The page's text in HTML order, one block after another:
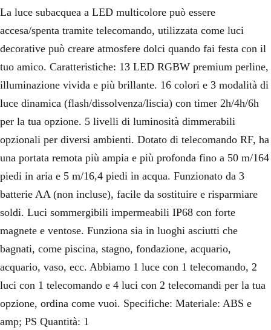
La luce subacquea a LED multicolore può essere
accesa/spenta tramite telecomando, utilizzata come luci
decorative può creare atmosfere dolci quando fai festa con il
tuo amico. Caratteristiche: 13 LED RGBW premium perline,
illuminazione vivida e più brillante. 16 colori e 3 modalità di
luce dinamica (flash/dissolvenza/liscia) con timer 2h/4h/6h
per la tua opzione. 5 livelli di luminosità dimmerabili
opzionali per diversi ambienti. Dotato di telecomando RF, ha
una portata remota più ampia e più profonda fino a 50 m/164
piedi in aria e 5 m/16,4 piedi in acqua. Funzionato da 3
batterie AA (non incluse), facile da sostituire e risparmiare
soldi. Luci sommergibili impermeabili IP68 con forte
magnete e ventose. Funziona sia in luoghi asciutti che
bagnati, come piscina, stagno, fondazione, acquario,
acquario, vaso, ecc. Abbiamo 1 luce con 1 telecomando, 2
luci con 1 telecomando e 4 luci con 2 telecomandi per la tua
opzione, ordina come vuoi. Specifiche: Materiale: ABS e
amp; PS Quantità: 1